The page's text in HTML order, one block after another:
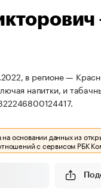
в регионе —
напитки, и
основании данных из
с сервисом РБК